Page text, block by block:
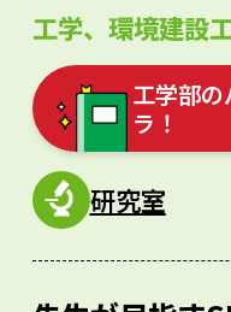
工学、環境建設
工学部
ラ！
研究室